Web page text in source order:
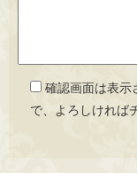
確認画面は表示
で、よろしければ